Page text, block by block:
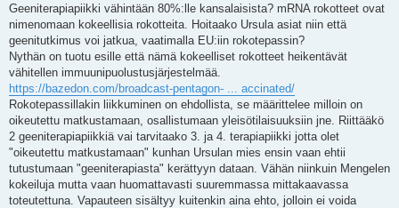
Geeniterapiapiikki vähintään 80%:lle kansalaisista? mRNA rokotteet ovat
nimenomaan kokeellisia rokotteita. Hoitaako Ursula asiat niin että
geenitutkimus voi jatkua, vaatimalla EU:iin rokotepassin?
Nythän on tuotu esille että nämä kokeelliset rokotteet heikentävät
vähitellen immuunipuolustusjärjestelmää.
https://bazedon.com/broadcast-pentagon- ... accinated/
Rokotepassillakin liikkuminen on ehdollista, se määrittelee milloin on
oikeutettu matkustamaan, osallistumaan yleisötilaisuuksiin jne. Riittääkö
2 geeniterapiapiikkiä vai tarvitaako 3. ja 4. terapiapiikki jotta olet
"oikeutettu matkustamaan" kunhan Ursulan mies ensin vaan ehtii
tutustumaan "geeniterapiasta" kerättyyn dataan. Vähän niinkuin Mengelen
kokeiluja mutta vaan huomattavasti suuremmassa mittakaavassa
toteutettuna. Vapauteen sisältyy kuitenkin aina ehto, jolloin ei voida